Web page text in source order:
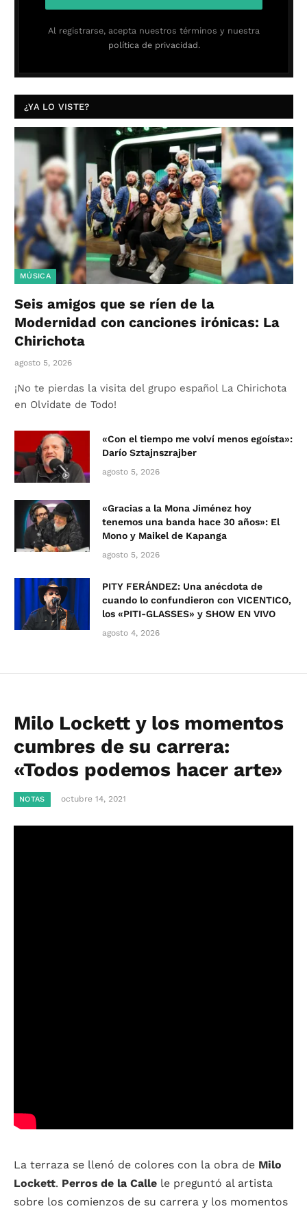
Al registrarse, acepta nuestros términos y nuestra
política de privacidad.
¿YA LO VISTE?
MÚSICA
Seis amigos que se ríen de la
Modernidad con canciones irónicas: La
Chirichota
agosto 5, 2026
¡No te pierdas la visita del grupo español La Chirichota
en Olvidate de Todo!
«Con el tiempo me volví menos egoísta»:
Darío Sztajnszrajber
agosto 5, 2026
«Gracias a la Mona Jiménez hoy
tenemos una banda hace 30 años»: El
Mono y Maikel de Kapanga
agosto 5, 2026
PITY FERÁNDEZ: Una anécdota de
cuando lo confundieron con VICENTICO,
los «PITI-GLASSES» y SHOW EN VIVO
agosto 4, 2026
Milo Lockett y los momentos
cumbres de su carrera:
«Todos podemos hacer arte»
NOTAS octubre 14, 2021
La terraza se llenó de colores con la obra de Milo
Lockett. Perros de la Calle le preguntó al artista
sobre los comienzos de su carrera y los momentos